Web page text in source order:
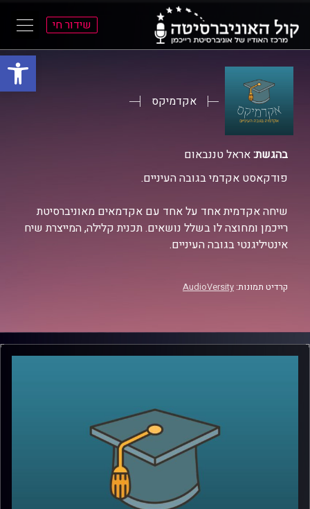
פתח
שידור חי
אקדמיקס
בהגשת:אראל טננבאום
פודקאסט אקדמי בגובה העיניים.
שיחה אקדמית אחד על אחד עם אקדמאים מאוניברסיטת
רייכמן ומחוצה לו בשלל נושאים. תכנית קלילה, המייצרת שיח
אינטיליגנטי בגובה העיניים.
קרדיט תמונות: AudioVersity